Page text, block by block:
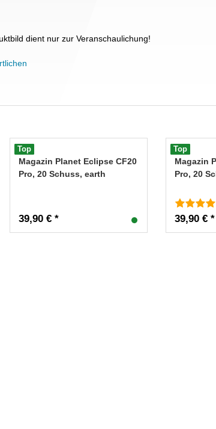
dient nur zur Veranschaulichung!
Top
Magazin Planet Eclipse CF20
Pro, 20 Schuss, earth
39,90 € *
Top
Magazin
Pro, 20
39,90 € *